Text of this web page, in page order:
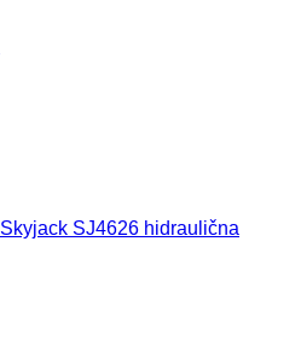
Skyjack SJ4626 hidraulična